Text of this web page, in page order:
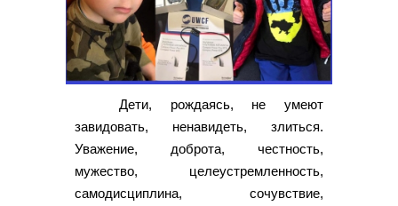
Дети, рождаясь, не умеют
завидовать, ненавидеть, злиться.
Уважение, доброта, честность,
мужество, целеустремленность,
самодисциплина, сочувствие,